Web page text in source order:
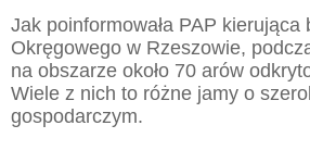
Jak poinformowała PAP
Okręgowego w Rzeszowie,
na obszarze około 70 arów
Wiele z nich to różne jamy o
gospodarczym.